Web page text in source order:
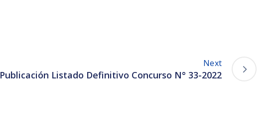
Next
Publicación Listado Definitivo Concurso N° 33-2022